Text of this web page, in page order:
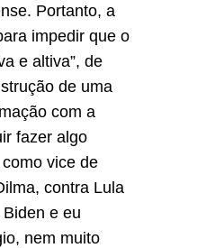
Portanto, a
impedir que o
e altiva”, de
de uma
com a
fazer algo
vice de
contra Lula
e eu
nem muito